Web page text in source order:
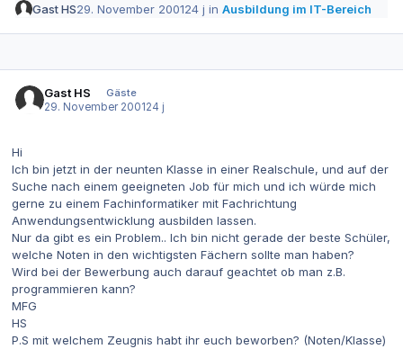
Gast HS29. November 200124 j inAusbildung im IT-Bereich
Gast HS
Gäste
29. November 2001 24 j
Hi
Ich bin jetzt in der neunten Klasse in einer Realschule, und auf der
Suche nach einem geeigneten Job für mich und ich würde mich
gerne zu einem Fachinformatiker mit Fachrichtung
Anwendungsentwicklung ausbilden lassen.
Nur da gibt es ein Problem.. Ich bin nicht gerade der beste Schüler,
welche Noten in den wichtigsten Fächern sollte man haben?
Wird bei der Bewerbung auch darauf geachtet ob man z.B.
programmieren kann?
MFG
HS
P.S mit welchem Zeugnis habt ihr euch beworben? (Noten/Klasse)